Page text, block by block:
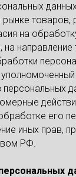
товаров,
на
на направление
персональных
его
иных прав,
РФ.